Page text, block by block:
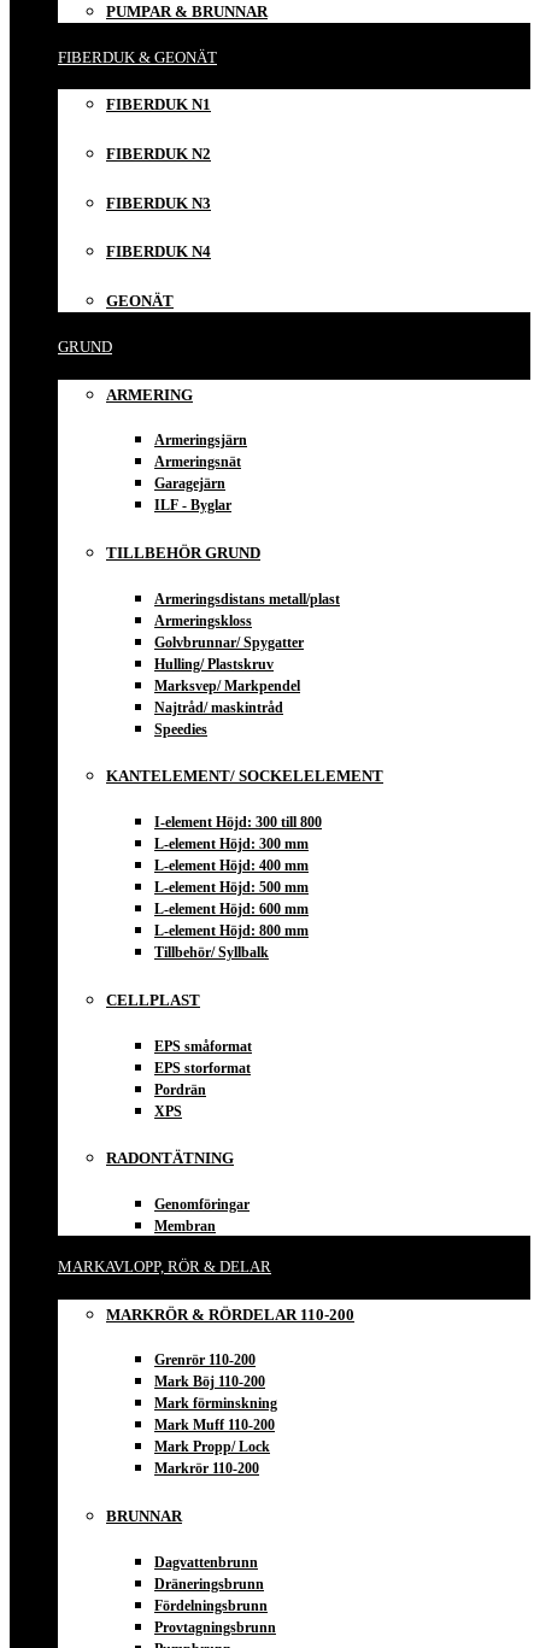
PUMPAR & BRUNNAR
FIBERDUK & GEONÄT
FIBERDUK N1
FIBERDUK N2
FIBERDUK N3
FIBERDUK N4
GEONÄT
GRUND
ARMERING
Armeringsjärn
Armeringsnät
Garagejärn
ILF - Byglar
TILLBEHÖR GRUND
Armeringsdistans metall/plast
Armeringskloss
Golvbrunnar/ Spygatter
Hulling/ Plastskruv
Marksvep/ Markpendel
Najtråd/ maskintråd
Speedies
KANTELEMENT/ SOCKELELEMENT
I-element Höjd: 300 till 800
L-element Höjd: 300 mm
L-element Höjd: 400 mm
L-element Höjd: 500 mm
L-element Höjd: 600 mm
L-element Höjd: 800 mm
Tillbehör/ Syllbalk
CELLPLAST
EPS småformat
EPS storformat
Pordrän
XPS
RADONTÄTNING
Genomföringar
Membran
MARKAVLOPP, RÖR & DELAR
MARKRÖR & RÖRDELAR 110-200
Grenrör 110-200
Mark Böj 110-200
Mark förminskning
Mark Muff 110-200
Mark Propp/ Lock
Markrör 110-200
BRUNNAR
Dagvattenbrunn
Dräneringsbrunn
Fördelningsbrunn
Provtagningsbrunn